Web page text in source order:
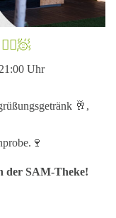
Uhr
🥂,
der SAM-Theke!